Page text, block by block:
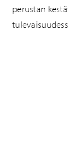
perustan